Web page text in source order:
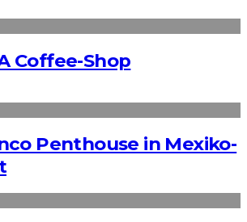
Coffee-Shop
Penthouse in Mexiko-